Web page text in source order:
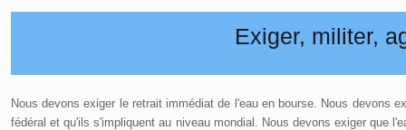
Exiger, militer,
Nous devons exiger le retrait immédiat de l'eau en bourse. Nous devons
fédéral et qu'ils s'impliquent au niveau mondial. Nous devons exiger que